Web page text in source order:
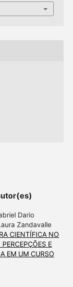
Dario
Zandavalle
CIENTÍFICA NO
E
EM UM CURSO